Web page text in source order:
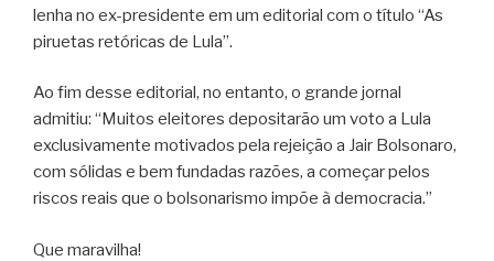
lenha no ex-presidente em um editorial com o título “As
piruetas retóricas de Lula”.
Ao fim desse editorial, no entanto, o grande jornal
admitiu: “Muitos eleitores depositarão um voto a Lula
exclusivamente motivados pela rejeição a Jair Bolsonaro,
com sólidas e bem fundadas razões, a começar pelos
riscos reais que o bolsonarismo impõe à democracia.”
Que maravilha!